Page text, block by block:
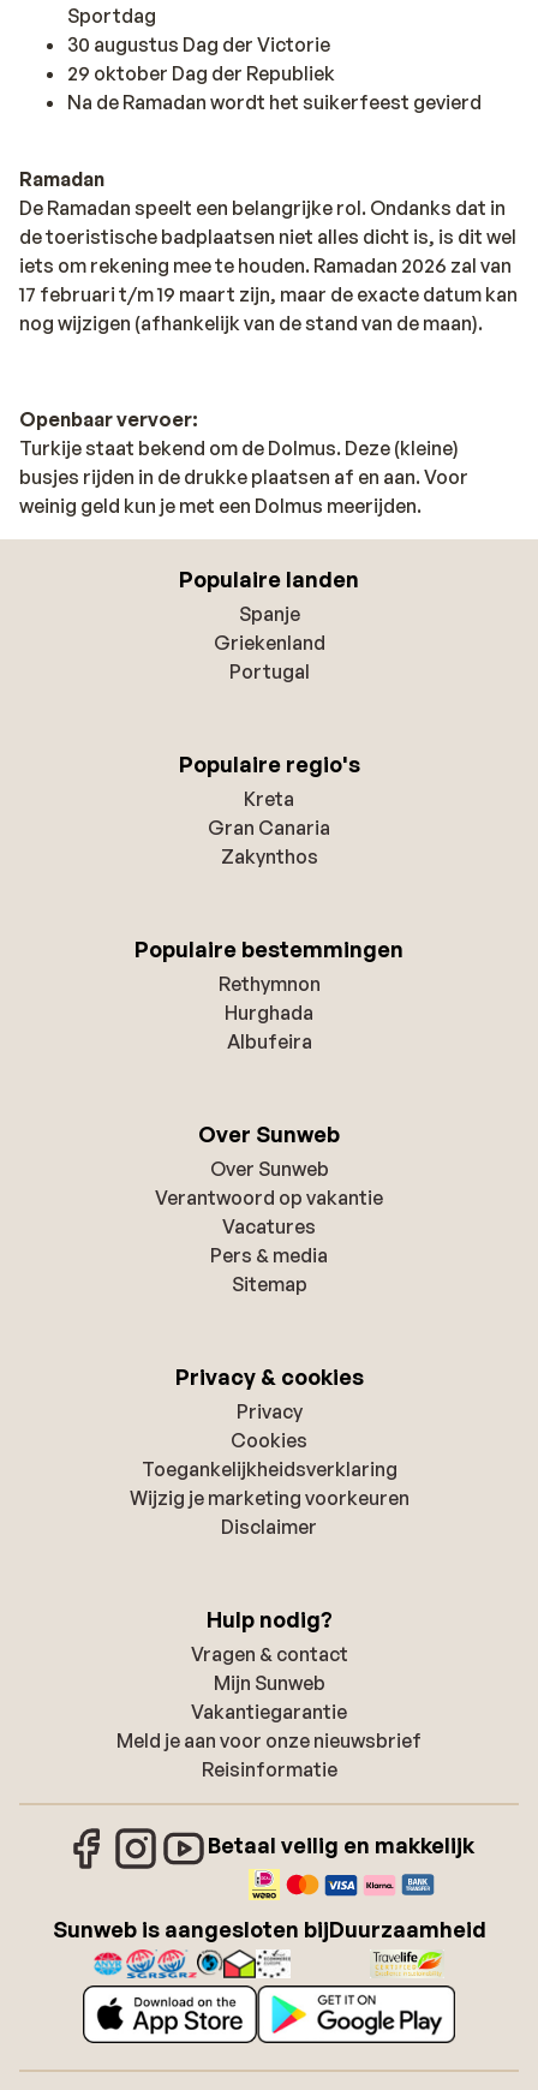
Sportdag
30 augustus Dag der Victorie
29 oktober Dag der Republiek
Na de Ramadan wordt het suikerfeest gevierd
Ramadan
De Ramadan speelt een belangrijke rol. Ondanks dat in
de toeristische badplaatsen niet alles dicht is, is dit wel
iets om rekening mee te houden. Ramadan 2026 zal van
17 februari t/m 19 maart zijn, maar de exacte datum kan
nog wijzigen (afhankelijk van de stand van de maan).
Openbaar vervoer:
Turkije staat bekend om de Dolmus. Deze (kleine)
busjes rijden in de drukke plaatsen af en aan. Voor
weinig geld kun je met een Dolmus meerijden.
Populaire landen
Spanje
Griekenland
Portugal
Populaire regio's
Kreta
Gran Canaria
Zakynthos
Populaire bestemmingen
Rethymnon
Hurghada
Albufeira
Over Sunweb
Over Sunweb
Verantwoord op vakantie
Vacatures
Pers & media
Sitemap
Privacy & cookies
Privacy
Cookies
Toegankelijkheidsverklaring
Wijzig je marketing voorkeuren
Disclaimer
Hulp nodig?
Vragen & contact
Mijn Sunweb
Vakantiegarantie
Meld je aan voor onze nieuwsbrief
Reisinformatie
Betaal veilig en makkelijk
Sunweb is aangesloten bijDuurzaamheid